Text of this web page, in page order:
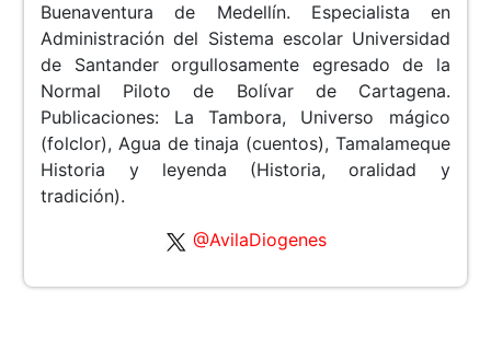
Buenaventura de Medellín. Especialista en
Administración del Sistema escolar Universidad
de Santander orgullosamente egresado de la
Normal Piloto de Bolívar de Cartagena.
Publicaciones: La Tambora, Universo mágico
(folclor), Agua de tinaja (cuentos), Tamalameque
Historia y leyenda (Historia, oralidad y
tradición).
@AvilaDiogenes